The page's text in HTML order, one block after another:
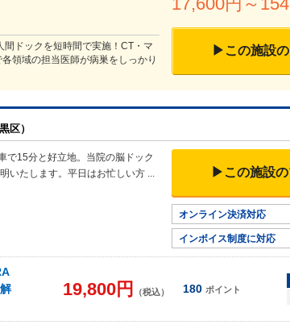
ドックを短時間で実施！CT・マ
領域の担当医師が病巣をしっかり
▶この施設
区）
で15分と好立地。当院の脳ドック
いたします。平日はお忙しい方 ...
▶この施設
オンライン決済対応
インボイス制度に対応
19,800円 （税込） 180 ポイント